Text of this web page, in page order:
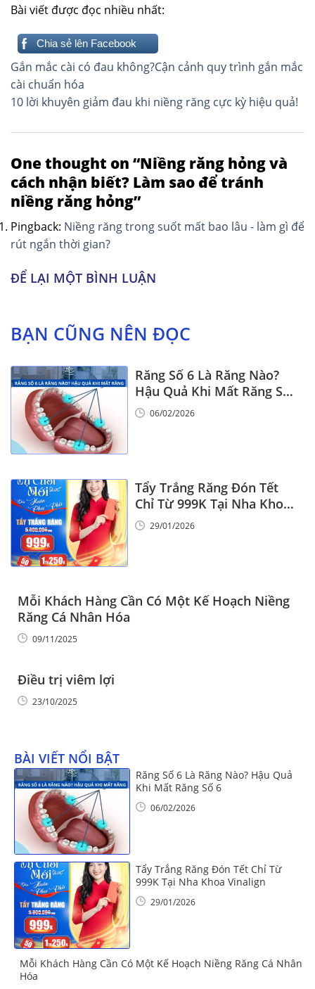
Bài viết được đọc nhiều nhất:
Chia sẻ lên Facebook
Điều
hướng
bài
Gắn mắc cài có đau không?Cận cảnh quy trình gắn mắc
cài chuẩn hóa
10 lời khuyên giảm đau khi niềng răng cực kỳ hiệu quả!
One thought on “Niềng răng hỏng và
cách nhận biết? Làm sao để tránh
niềng răng hỏng”
Pingback: Niềng răng trong suốt mất bao lâu - làm gì để
rút ngắn thời gian?
ĐỂ LẠI MỘT BÌNH LUẬN
BẠN CŨNG NÊN ĐỌC
Răng Số 6 Là Răng Nào?
Hậu Quả Khi Mất Răng Số
6
06/02/2026
Tẩy Trắng Răng Đón Tết
Chỉ Từ 999K Tại Nha Khoa
Vinalign
29/01/2026
Mỗi Khách Hàng Cần Có Một Kế Hoạch Niềng
Răng Cá Nhân Hóa
09/11/2025
Điều trị viêm lợi
23/10/2025
BÀI VIẾT NỔI BẬT
Răng Số 6 Là Răng Nào? Hậu Quả
Khi Mất Răng Số 6
06/02/2026
Tẩy Trắng Răng Đón Tết Chỉ Từ
999K Tại Nha Khoa Vinalign
29/01/2026
Mỗi Khách Hàng Cần Có Một Kế Hoạch Niềng Răng Cá Nhân
Hóa